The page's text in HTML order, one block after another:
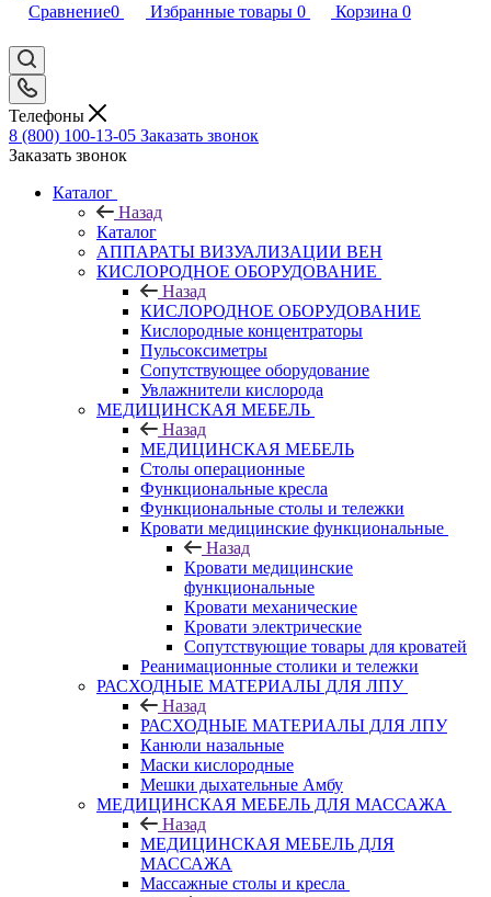
Сравнение0 Избранные товары 0 Корзина 0
Телефоны
8 (800) 100-13-05 Заказать звонок
Заказать звонок
Каталог
Назад
Каталог
АППАРАТЫ ВИЗУАЛИЗАЦИИ ВЕН
КИСЛОРОДНОЕ ОБОРУДОВАНИЕ
Назад
КИСЛОРОДНОЕ ОБОРУДОВАНИЕ
Кислородные концентраторы
Пульсоксиметры
Сопутствующее оборудование
Увлажнители кислорода
МЕДИЦИНСКАЯ МЕБЕЛЬ
Назад
МЕДИЦИНСКАЯ МЕБЕЛЬ
Столы операционные
Функциональные кресла
Функциональные столы и тележки
Кровати медицинские функциональные
Назад
Кровати медицинские
функциональные
Кровати механические
Кровати электрические
Сопутствующие товары для кроватей
Реанимационные столики и тележки
РАСХОДНЫЕ МАТЕРИАЛЫ ДЛЯ ЛПУ
Назад
РАСХОДНЫЕ МАТЕРИАЛЫ ДЛЯ ЛПУ
Канюли назальные
Маски кислородные
Мешки дыхательные Амбу
МЕДИЦИНСКАЯ МЕБЕЛЬ ДЛЯ МАССАЖА
Назад
МЕДИЦИНСКАЯ МЕБЕЛЬ ДЛЯ
МАССАЖА
Массажные столы и кресла